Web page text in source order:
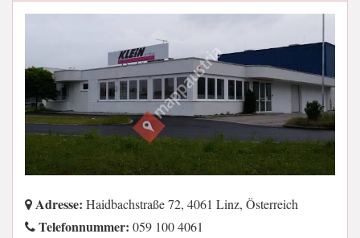
Adresse: Haidbachstraße 72, 4061 Linz, Österreich
Telefonnummer: 059 100 4061